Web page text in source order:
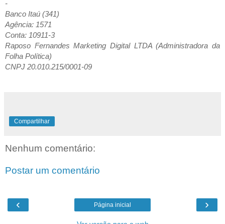
-
Banco Itaú (341)
Agência: 1571
Conta: 10911-3
Raposo Fernandes Marketing Digital LTDA (Administradora da
Folha Política)
CNPJ 20.010.215/0001-09
Compartilhar
Nenhum comentário:
Postar um comentário
‹ ›
Página inicial